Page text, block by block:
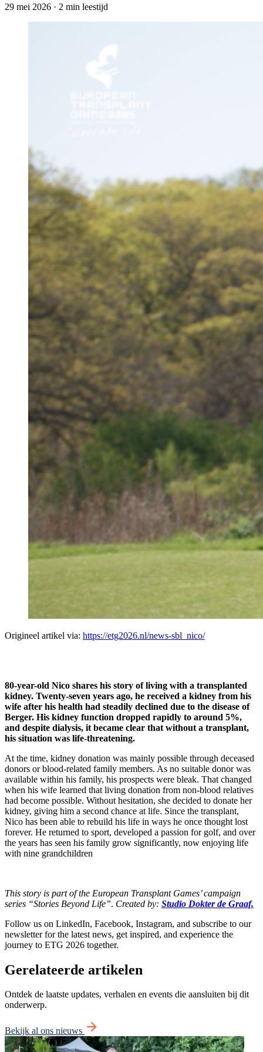
29 mei 2026 · 2 min leestijd
Origineel artikel via: https://etg2026.nl/news-sbl_nico/
80-year-old Nico shares his story of living with a transplanted
kidney. Twenty-seven years ago, he received a kidney from his
wife after his health had steadily declined due to the disease of
Berger. His kidney function dropped rapidly to around 5%,
and despite dialysis, it became clear that without a transplant,
his situation was life-threatening.
At the time, kidney donation was mainly possible through deceased
donors or blood-related family members. As no suitable donor was
available within his family, his prospects were bleak. That changed
when his wife learned that living donation from non-blood relatives
had become possible. Without hesitation, she decided to donate her
kidney, giving him a second chance at life. Since the transplant,
Nico has been able to rebuild his life in ways he once thought lost
forever. He returned to sport, developed a passion for golf, and over
the years has seen his family grow significantly, now enjoying life
with nine grandchildren
This story is part of the European Transplant Games’ campaign
series “Stories Beyond Life”. Created by: Studio Dokter de Graaf.
Follow us on LinkedIn, Facebook, Instagram, and subscribe to our
newsletter for the latest news, get inspired, and experience the
journey to ETG 2026 together.
Gerelateerde artikelen
Ontdek de laatste updates, verhalen en events die aansluiten bij dit
onderwerp.
Bekijk al ons nieuws